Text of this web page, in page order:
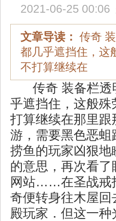
2021-06-25 00:06
文章导读： 传奇
都几乎遮挡住，这
不打算继续在
传奇 装备栏
乎遮挡住，这般
打算继续在那里跟
游，需要黑色恶
捞鱼的玩家凶狠
的意思，再次看
网站……在圣战戒
奇便转身往木屋
殿玩家．但这一种